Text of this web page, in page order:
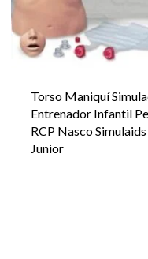
Torso Maniquí
Entrenador Infantil
RCP Nasco
Junior